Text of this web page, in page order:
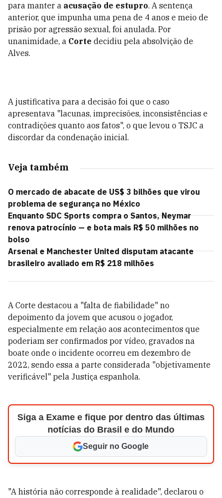
para manter a acusação de estupro. A sentença
anterior, que impunha uma pena de 4 anos e meio de
prisão por agressão sexual, foi anulada. Por
unanimidade, a Corte decidiu pela absolvição de
Alves.
A justificativa para a decisão foi que o caso
apresentava "lacunas, imprecisões, inconsistências e
contradições quanto aos fatos", o que levou o TSJC a
discordar da condenação inicial.
Veja também
O mercado de abacate de US$ 3 bilhões que virou
problema de segurança no México
Enquanto SDC Sports compra o Santos, Neymar
renova patrocínio — e bota mais R$ 50 milhões no
bolso
Arsenal e Manchester United disputam atacante
brasileiro avaliado em R$ 218 milhões
A Corte destacou a "falta de fiabilidade" no
depoimento da jovem que acusou o jogador,
especialmente em relação aos acontecimentos que
poderiam ser confirmados por vídeo, gravados na
boate onde o incidente ocorreu em dezembro de
2022, sendo essa a parte considerada "objetivamente
verificável" pela Justiça espanhola.
Siga a Exame e fique por dentro das últimas
notícias do Brasil e do Mundo
Seguir no Google
"A história não corresponde à realidade", declarou o